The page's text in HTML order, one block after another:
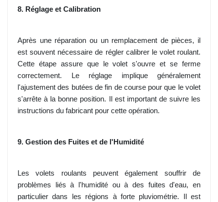
8. Réglage et Calibration
Après une réparation ou un remplacement de pièces, il
est souvent nécessaire de régler calibrer le volet roulant.
Cette étape assure que le volet s'ouvre et se ferme
correctement. Le réglage implique généralement
l'ajustement des butées de fin de course pour que le volet
s'arrête à la bonne position. Il est important de suivre les
instructions du fabricant pour cette opération.
9. Gestion des Fuites et de l'Humidité
Les volets roulants peuvent également souffrir de
problèmes liés à l'humidité ou à des fuites d'eau, en
particulier dans les régions à forte pluviométrie. Il est